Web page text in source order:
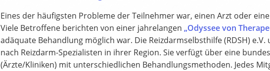
Eines der häufigsten Probleme der Teilnehmer war, einen Arzt oder
Viele Betroffene berichten von einer jahrelangen „Odyssee von
adäquate Behandlung möglich war. Die Reizdarmselbsthilfe (RDSH)
nach Reizdarm-Spezialisten in ihrer Region. Sie verfügt über eine
(Ärzte/Kliniken) mit unterschiedlichen Behandlungsmethoden. Jedes